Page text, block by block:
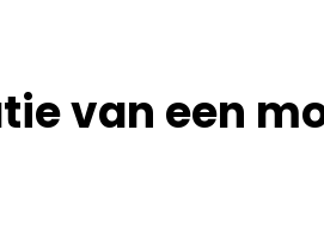
van een